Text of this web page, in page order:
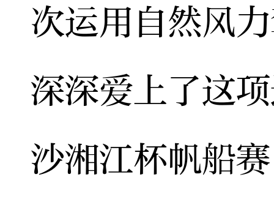
次运用自然风
深深爱上了这
沙湘江杯帆船